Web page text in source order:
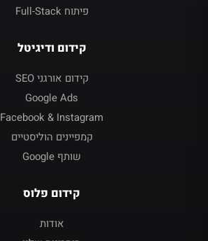
פיתוח Full-Stack
קידום ודיגיטל
קידום אורגני SEO
Google Ads
Facebook & Instagram
קמפיינים הוליסטיים
שותף Google
קידום פלוס
אודות